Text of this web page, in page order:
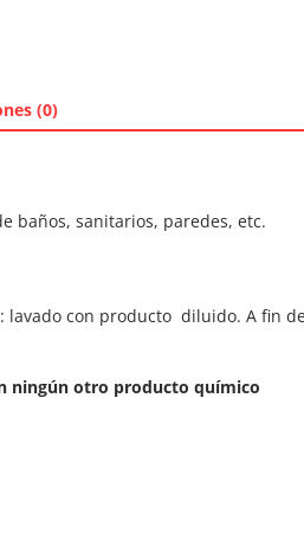
(0)
baños, sanitarios, paredes, etc.
lavado con producto diluido. A fin
ningún otro producto químico